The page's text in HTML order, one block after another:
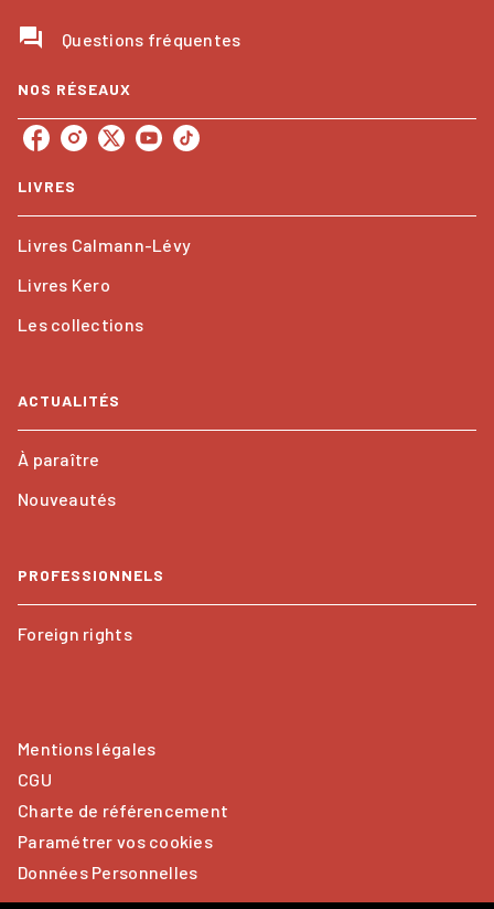
question_answer Questions fréquentes
NOS RÉSEAUX
LIVRES
Livres Calmann-Lévy
Livres Kero
Les collections
ACTUALITÉS
À paraître
Nouveautés
PROFESSIONNELS
Foreign rights
Mentions légales
CGU
Charte de référencement
Paramétrer vos cookies
Données Personnelles